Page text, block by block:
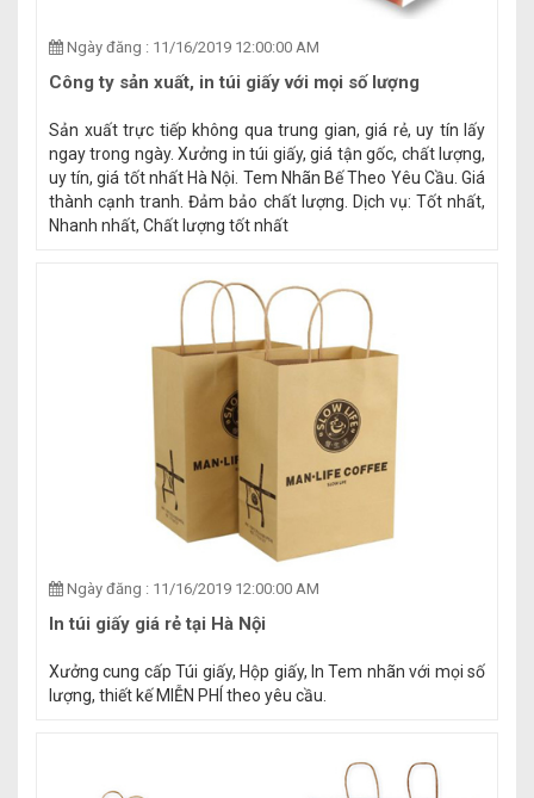
Ngày đăng : 11/16/2019 12:00:00 AM
Công ty sản xuất, in túi giấy với mọi số lượng
Sản xuất trực tiếp không qua trung gian, giá rẻ, uy tín lấy
ngay trong ngày. Xưởng in túi giấy, giá tận gốc, chất lượng,
uy tín, giá tốt nhất Hà Nội. Tem Nhãn Bế Theo Yêu Cầu. Giá
thành cạnh tranh. Đảm bảo chất lượng. Dịch vụ: Tốt nhất,
Nhanh nhất, Chất lượng tốt nhất
Ngày đăng : 11/16/2019 12:00:00 AM
In túi giấy giá rẻ tại Hà Nội
Xưởng cung cấp Túi giấy, Hộp giấy, In Tem nhãn với mọi số
lượng, thiết kế MIỄN PHÍ theo yêu cầu.